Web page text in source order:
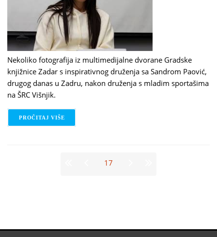
Nekoliko fotografija iz multimedijalne dvorane Gradske
knjižnice Zadar s inspirativnog druženja sa Sandrom Paović,
drugog danas u Zadru, nakon druženja s mladim sportašima
na ŠRC Višnjik.
PROČITAJ VIŠE
17